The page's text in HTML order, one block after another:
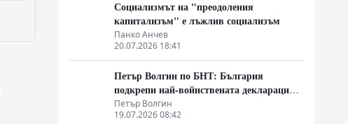
Социализмът на "преодоления
капитализъм" е лъжлив социализъм
Панко Анчев
20.07.2026 18:41
Петър Волгин по БНТ: България
подкрепи най-войнствената декларация,
която някога съм чел
Петър Волгин
19.07.2026 08:42